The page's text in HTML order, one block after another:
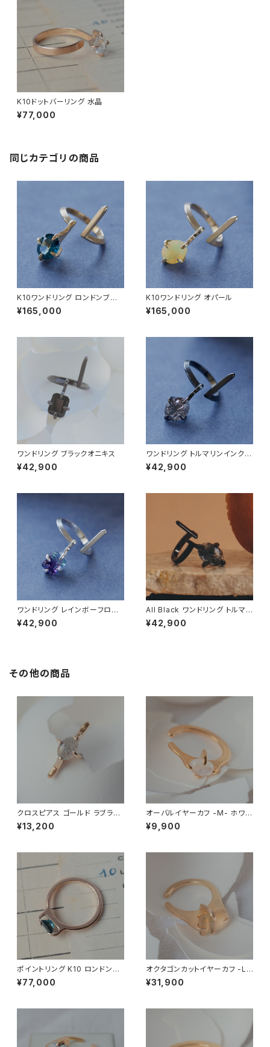
K10ドットバーリング 水晶
¥77,000
同じカテゴリの商品
K10ワンドリング ロンドンブル
ートパーズ
¥165,000
K10ワンドリング オパール
¥165,000
ワンドリング ブラックオニキス
¥42,900
ワンドリング トルマリンインクォ
ーツ
¥42,900
ワンドリング レインボーフロー
ライト
¥42,900
All Black ワンドリング トルマリ
ンインクォーツ 10x14mm タイ
プ
¥42,900
その他の商品
クロスピアス ゴールド ラブラド
ライト
¥13,200
オーバルイヤーカフ -M- ホワイ
トラブラドライト(流通名レインボ
ームーンストーン)
¥9,900
ポイントリング K10 ロンドンブ
ルートパーズ
¥77,000
オクタゴンカットイヤーカフ -L-
フローライト
¥31,900